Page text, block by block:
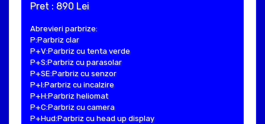
Pret : 890 Lei
Abrevieri parbrize:
P:Parbriz clar
P+V:Parbriz cu tenta verde
P+S:Parbriz cu parasolar
P+SE:Parbriz cu senzor
P+I:Parbriz cu incalzire
P+H:Parbriz heliomat
P+C:Parbriz cu camera
P+Hud:Parbriz cu head up display